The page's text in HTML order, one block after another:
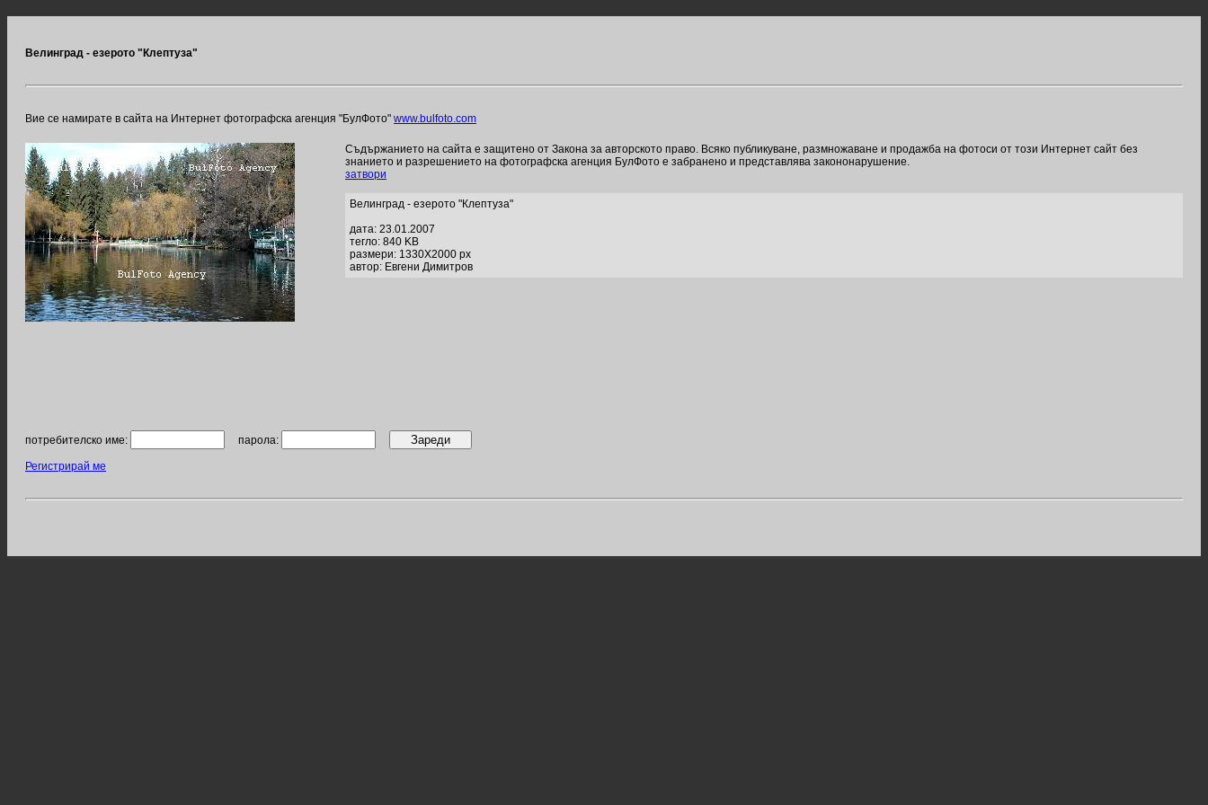
Велинград - езерото "Клептуза"
Вие се намирате в сайта на Интернет фотографска агенция "БулФото" www.bulfoto.com
Съдържанието на сайта е защитено от Закона за авторското право. Всяко публикуване, размножаване и продажба на фотоси от този Интернет сайт без
знанието и разрешението на фотографска агенция БулФото е забранено и представлява закононарушение.
затвори
Велинград - езерото "Клептуза"
дата: 23.01.2007
тегло: 840 KB
размери: 1330X2000 px
автор: Евгени Димитров
потребителско име: парола:
Регистрирай ме